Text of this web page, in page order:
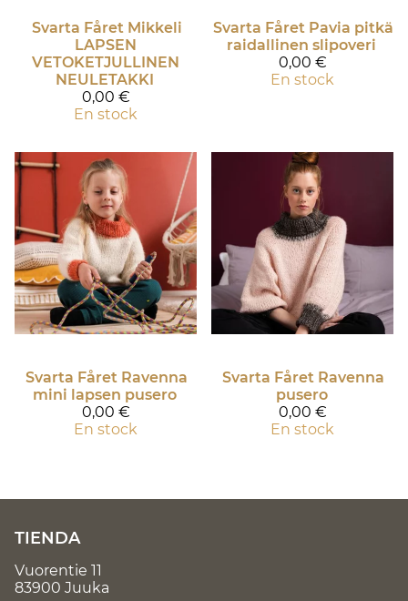
Svarta Fåret Mikkeli
LAPSEN
VETOKETJULLINEN
NEULETAKKI
0,00 €
En stock
Svarta Fåret Pavia pitkä
raidallinen slipoveri
0,00 €
En stock
Svarta Fåret Ravenna
mini lapsen pusero
0,00 €
En stock
Svarta Fåret Ravenna
pusero
0,00 €
En stock
TIENDA
Vuorentie 11
83900 Juuka